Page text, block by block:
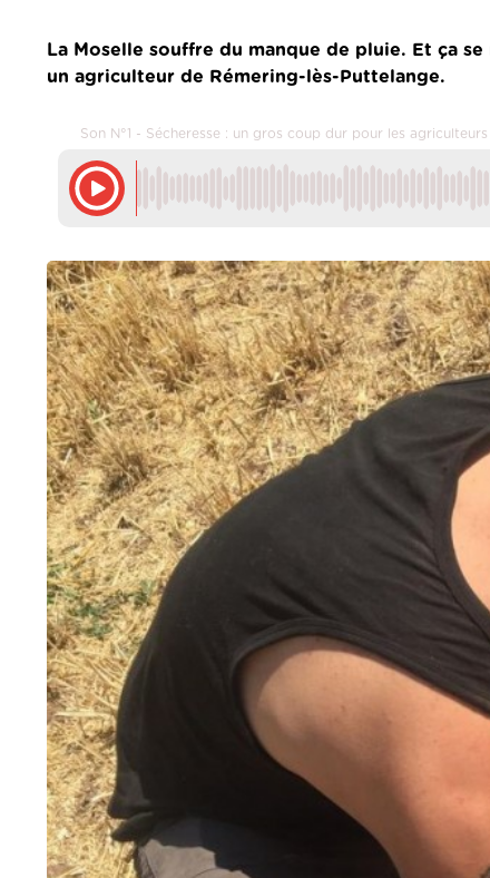
La Moselle souffre du manque de pluie. Et ça
un agriculteur de Rémering-lès-Puttelange.
Son N°1 - Sécheresse : un gros coup dur pour les agriculteurs